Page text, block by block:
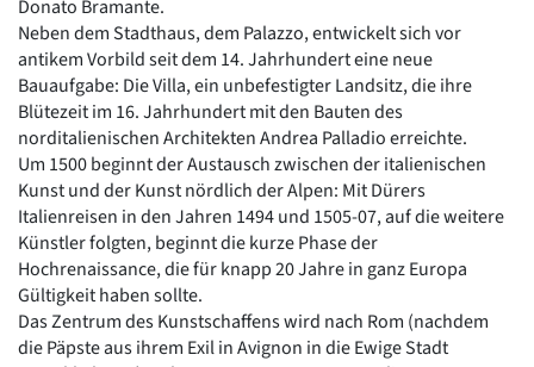
Donato Bramante.
Neben dem Stadthaus, dem Palazzo, entwickelt sich vor
antikem Vorbild seit dem 14. Jahrhundert eine neue
Bauaufgabe: Die Villa, ein unbefestigter Landsitz, die ihre
Blütezeit im 16. Jahrhundert mit den Bauten des
norditalienischen Architekten Andrea Palladio erreichte.
Um 1500 beginnt der Austausch zwischen der italienischen
Kunst und der Kunst nördlich der Alpen: Mit Dürers
Italienreisen in den Jahren 1494 und 1505-07, auf die weitere
Künstler folgten, beginnt die kurze Phase der
Hochrenaissance, die für knapp 20 Jahre in ganz Europa
Gültigkeit haben sollte.
Das Zentrum des Kunstschaffens wird nach Rom (nachdem
die Päpste aus ihrem Exil in Avignon in die Ewige Stadt